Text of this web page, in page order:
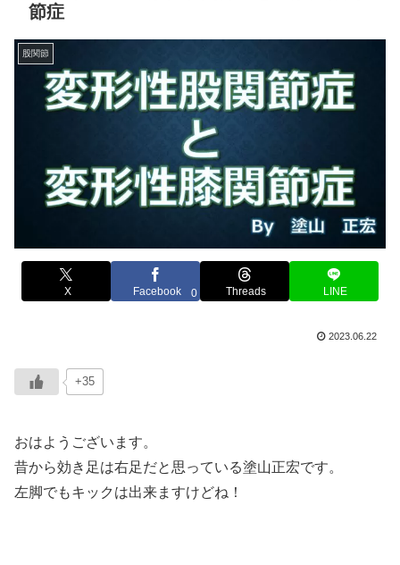
節症
股関節
X Facebook 0 Threads LINE
2023.06.22
+35
おはようございます。
昔から効き足は右足だと思っている塗山正宏です。
左脚でもキックは出来ますけどね！